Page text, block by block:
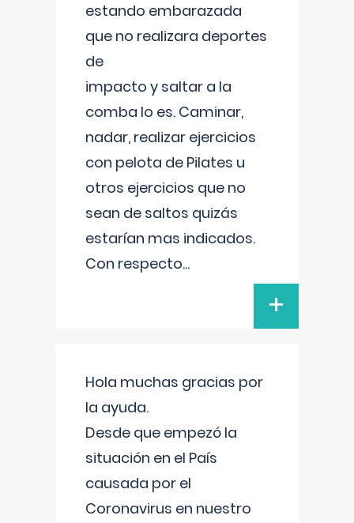
estando embarazada
que no realizara deportes
de
impacto y saltar a la
comba lo es. Caminar,
nadar, realizar ejercicios
con pelota de Pilates u
otros ejercicios que no
sean de saltos quizás
estarían mas indicados.
Con respecto...
+
Hola muchas gracias por
la ayuda.
Desde que empezó la
situación en el País
causada por el
Coronavirus en nuestro